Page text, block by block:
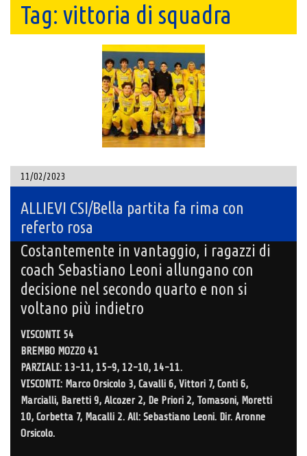
Tag: vittoria di squadra
11/02/2023
ALLIEVI CSI/Bella partita fa rima con
referto rosa
Costantemente in vantaggio, i ragazzi di
coach Sebastiano Leoni allungano con
decisione nel secondo quarto e non si
voltano più indietro
VISCONTI 54
BREMBO MOZZO 41
PARZIALI: 13-11, 15-9, 12-10, 14-11.
VISCONTI: Marco Orsicolo 3, Cavalli 6, Vittori 7, Conti 6,
Marcialli, Baretti 9, Alcozer 2, De Priori 2, Tomasoni, Moretti
10, Corbetta 7, Macalli 2. All: Sebastiano Leoni. Dir. Aronne
Orsicolo.